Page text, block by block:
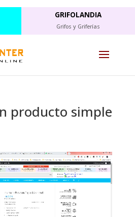
GRIFOLANDIA
Grifos y Griferías
producto simple